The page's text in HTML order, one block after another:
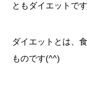
ともダイエットです
ダイエットとは、
ものです(^^)